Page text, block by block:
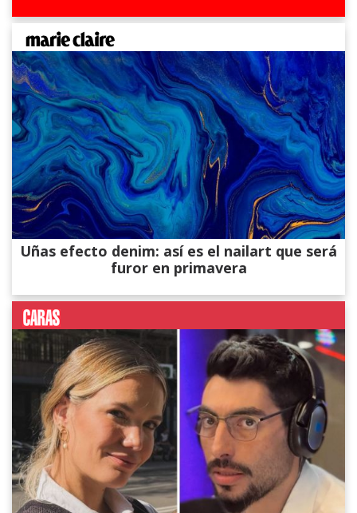
Uñas efecto denim: así es el nailart que será
furor en primavera